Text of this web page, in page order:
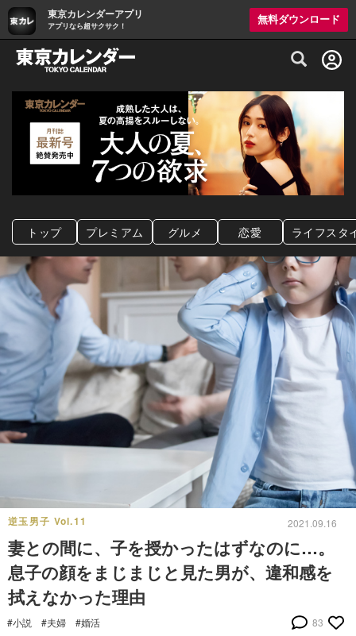
東京カレンダーアプリ
アプリなら超サクサク！
無料ダウンロード
グルメ情報・プレミアムレストラン予約
トップ プレミアム グルメ 恋愛 ライフスタ
逆玉男子 Vol.11 2021.09.16
妻との間に、子を授かったはずなのに…。
息子の顔をまじまじと見た男が、違和感を
拭えなかった理由
#小説 #夫婦 #婚活 83